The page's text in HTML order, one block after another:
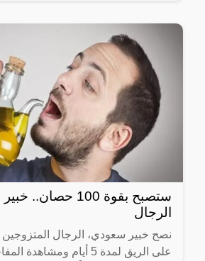
ستصبح بقوة 100
الرجال
نصح خبير سعودي، الرجال المتزوجين
على الريق لمدة 5 أيام